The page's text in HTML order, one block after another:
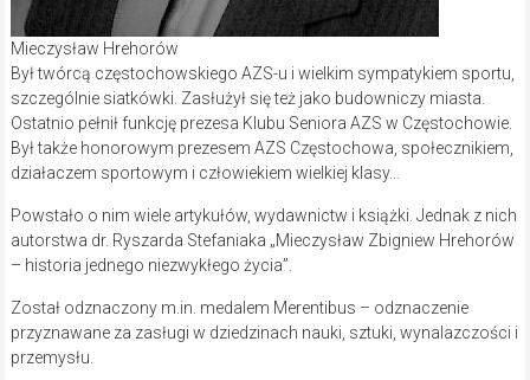
Mieczysław Hrehorów
Był twórcą częstochowskiego AZS-u i wielkim sympatykiem sportu,
szczególnie siatkówki. Zasłużył się też jako budowniczy miasta.
Ostatnio pełnił funkcję prezesa Klubu Seniora AZS w Częstochowie.
Był także honorowym prezesem AZS Częstochowa, społecznikiem,
działaczem sportowym i człowiekiem wielkiej klasy…
Powstało o nim wiele artykułów, wydawnictw i książki. Jednak z nich
autorstwa dr. Ryszarda Stefaniaka „Mieczysław Zbigniew Hrehorów
– historia jednego niezwykłego życia”.
Został odznaczony m.in. medalem Merentibus – odznaczenie
przyznawane za zasługi w dziedzinach nauki, sztuki, wynalazczości i
przemysłu.